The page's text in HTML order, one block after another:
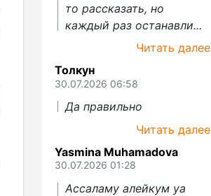
то рассказать, но
каждый раз останавли...
Читать далее
Толкун
30.07.2026 06:58
Да правильно
Читать далее
Yasmina Muhamadova
30.07.2026 01:28
Ассаламу алейкум уа